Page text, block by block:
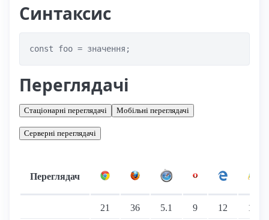
Синтаксис
const foo = значення;
Переглядачі
Стаціонарні переглядачі Мобільні переглядачі
Серверні переглядачі
Переглядач
21 36 5.1 9 12 11